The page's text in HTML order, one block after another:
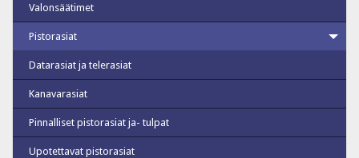
Valonsäätimet
Pistorasiat
Datarasiat ja telerasiat
Kanavarasiat
Pinnalliset pistorasiat ja- tulpat
Upotettavat pistorasiat